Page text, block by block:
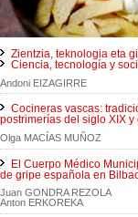
Zientzia, teknologia eta
Ciencia, tecnología y
Andoni EIZAGIRRE
Cocineras vascas:
postrimerías del siglo XIX
Olga MACÍAS MUÑOZ
El Cuerpo Médico
de gripe española en
Juan GONDRA REZOLA
Anton ERKOREKA